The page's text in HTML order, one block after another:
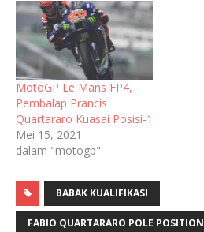
MotoGP Le Mans FP4,
Pembalap Prancis
Quartararo Kuasai Posisi-1
Mei 15, 2021
dalam "motogp"
BABAK KUALIFIKASI
FABIO QUARTARARO POLE POSITION